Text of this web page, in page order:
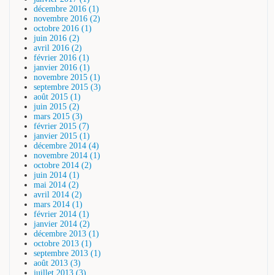
décembre 2016 (1)
novembre 2016 (2)
octobre 2016 (1)
juin 2016 (2)
avril 2016 (2)
février 2016 (1)
janvier 2016 (1)
novembre 2015 (1)
septembre 2015 (3)
août 2015 (1)
juin 2015 (2)
mars 2015 (3)
février 2015 (7)
janvier 2015 (1)
décembre 2014 (4)
novembre 2014 (1)
octobre 2014 (2)
juin 2014 (1)
mai 2014 (2)
avril 2014 (2)
mars 2014 (1)
février 2014 (1)
janvier 2014 (2)
décembre 2013 (1)
octobre 2013 (1)
septembre 2013 (1)
août 2013 (3)
juillet 2013 (3)